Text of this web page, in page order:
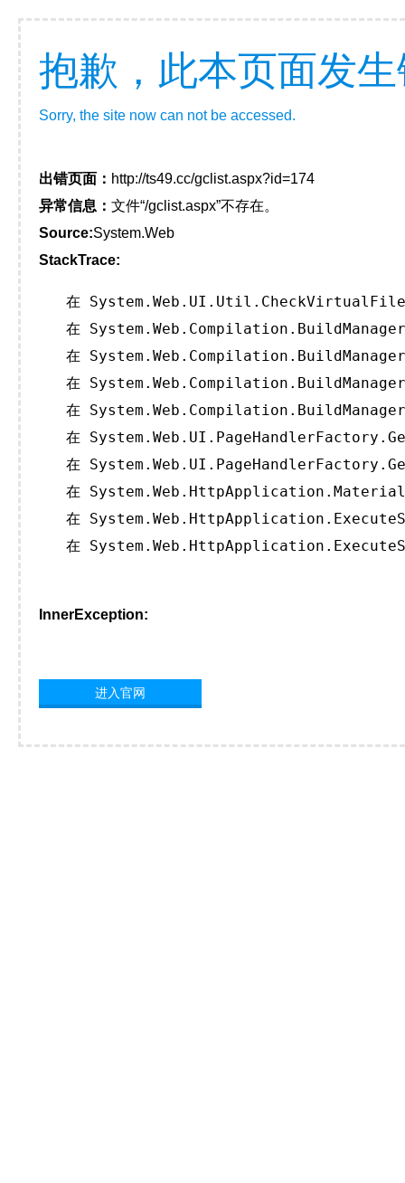
抱歉，此本页面发
Sorry, the site now can not be accessed.
出错页面： http://ts49.cc/gclist.aspx?id=174
异常信息： 文件“/gclist.aspx”不存在。
Source:System.Web
StackTrace:
在
在
在
在
在
在
在
在
在
在
InnerException:
进入官网